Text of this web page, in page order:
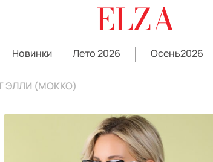
ELZA
Новинки Лето 2026 Осень2026
ЭЛЛИ (МОККО)